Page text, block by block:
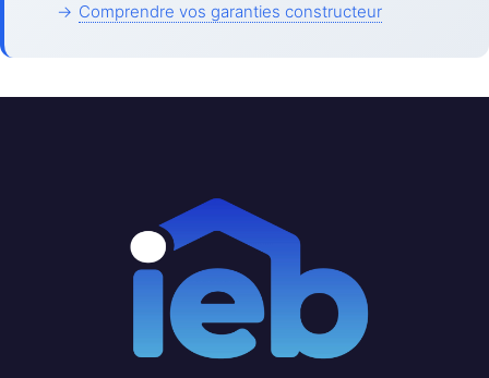
→ Comprendre vos garanties constructeur